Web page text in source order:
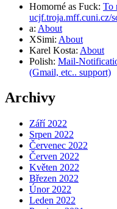
Homorné as Fuck: To
ucjf.troja.mff.cuni.cz/
a: About
XSimi: About
Karel Kosta: About
Polish: Mail-
(Gmail, etc.. support)
Archivy
Září 2022
Srpen 2022
Červenec 2022
Červen 2022
Květen 2022
Březen 2022
Únor 2022
Leden 2022